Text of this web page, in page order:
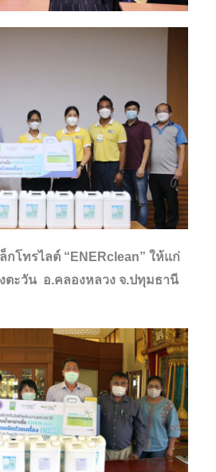
กโทรไลต์ “ENERclean” ให้แก่
ตะวัน อ.คลองหลวง จ.ปทุมธานี